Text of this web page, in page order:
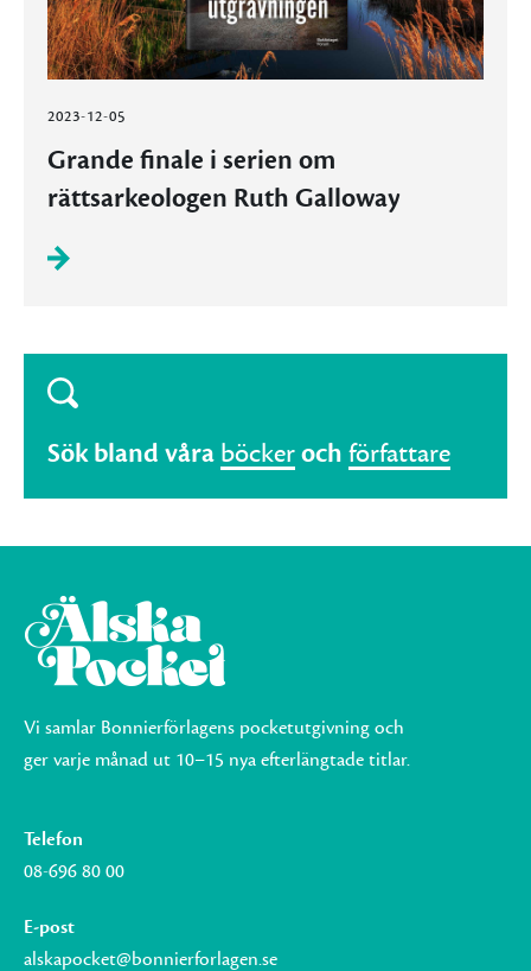
2023-12-05
Grande finale i serien om
rättsarkeologen Ruth Galloway
Sök bland våra böckeroch författare
Vi samlar Bonnierförlagens pocketutgivning och
ger varje månad ut 10–15 nya efterlängtade titlar.
Telefon
08-696 80 00
E-post
alskapocket@bonnierforlagen.se